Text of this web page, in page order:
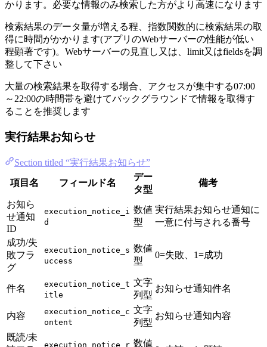
かります。必要な情報のみ検索した方がより高速になります
検索結果のデータ量が増える程、指数関数的に検索結果の取
得に時間がかかります(アプリのWebサーバーの性能が低い
程顕著です)。Webサーバーの見直し又は、limit又はfieldsを調
整して下さい
大量の検索結果を取得する場合、アクセスが集中する07:00
～22:00の時間帯を避けてバックグラウンドで情報を取得す
ることを推奨します
実行結果お知らせ
Section titled “実行結果お知らせ”
項目名
フィールド名
デー
タ型
備考
お知ら
せ通知
ID
execution_notice_i
d
数値
型
実行結果お知らせ通知に
一意に付与される番号
成功/失
敗フラ
グ
execution_notice_s
uccess
数値
型
0=失敗、1=成功
件名
execution_notice_t
itle
文字
列型
お知らせ通知件名
内容
execution_notice_c
ontent
文字
列型
お知らせ通知内容
既読/未
execution_notice_r 数値